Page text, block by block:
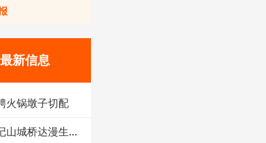
最新信息
火锅墩子切配
山城桥达漫生活